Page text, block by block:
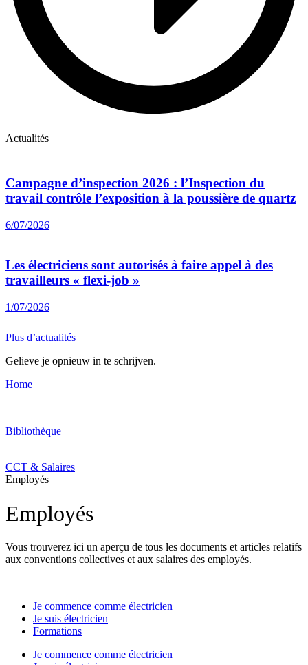
Actualités
Campagne d’inspection 2026 : l’Inspection du
travail contrôle l’exposition à la poussière de quartz
6/07/2026
Les électriciens sont autorisés à faire appel à des
travailleurs « flexi-job »
1/07/2026
Plus d’actualités
Gelieve je opnieuw in te schrijven.
Home
Bibliothèque
CCT & Salaires
Employés
Employés
Vous trouverez ici un aperçu de tous les documents et articles relatifs
aux conventions collectives et aux salaires des employés.
Je commence comme électricien
Je suis électricien
Formations
Je commence comme électricien